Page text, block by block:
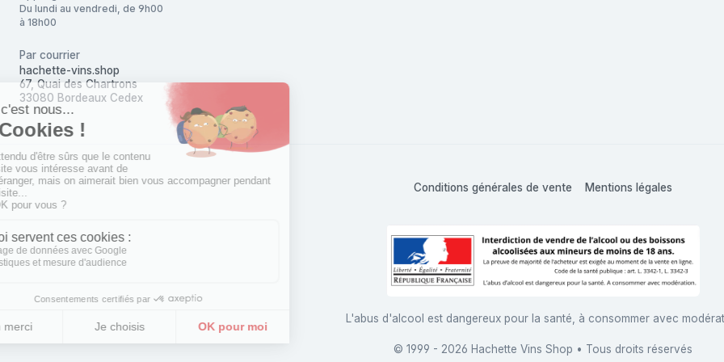
Du lundi au vendredi, de 9h00
à 18h00
Par courrier
hachette-vins.shop
67, Quai des Chartrons
33080 Bordeaux Cedex
Conditions générales de vente Mentions légales
L'abus d'alcool est dangereux pour la santé, à consommer avec
© 1999 - 2026 Hachette Vins Shop • Tous droits réservés